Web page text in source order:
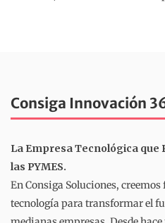
Consiga Innovación
La Empresa Tecnológica que
las PYMES.
En Consiga Soluciones,
tecnología para transformar el